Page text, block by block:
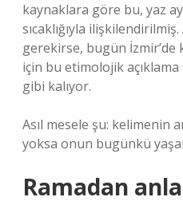
kaynaklara göre bu, yaz
sıcaklığıyla
gerekirse, bugün İzmir’de
için bu etimolojik
gibi kalıyor.
Asıl mesele şu: kelimenin
yoksa onun bugünkü
Ramadan